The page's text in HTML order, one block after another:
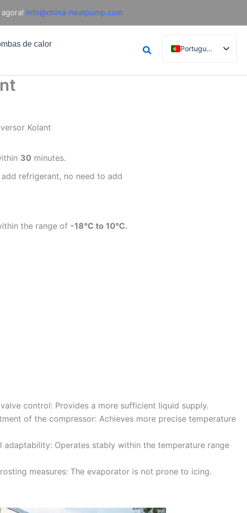
info@china-heatpump.com
de calor
Pesquisar
Português
English
Kolant
30 minutes.
refrigerant, no need to add
the range of -18°C to 10°C.
control: Provides a more sufficient liquid supply.
of the compressor: Achieves more precise temperature
adaptability: Operates stably within the temperature range
measures: The evaporator is not prone to icing.